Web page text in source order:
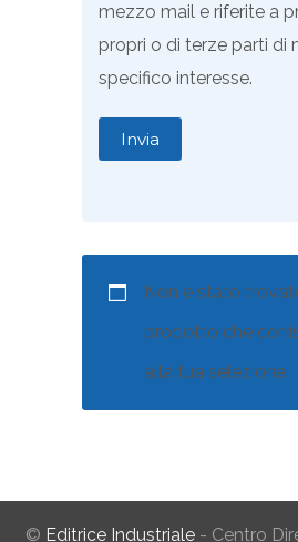
mezzo mail e riferite a
propri o di terze parti di
specifico interesse.
Non è stato
prodotto che
alla tua selezione.
© Editrice Industriale- Centro